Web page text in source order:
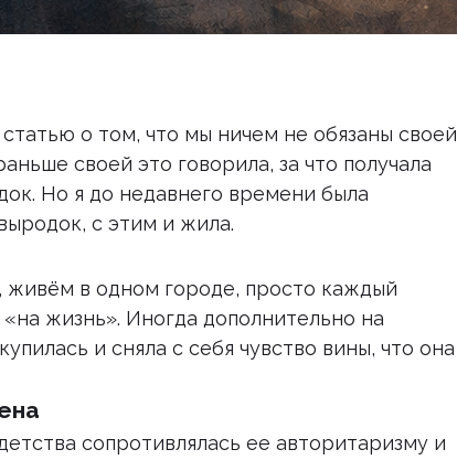
о том, что мы ничем не обязаны своей
своей это говорила, за что получала
Но я до недавнего времени была
с этим и жила.
в одном городе, просто каждый
жизнь». Иногда дополнительно на
и сняла с себя чувство вины, что она
сопротивлялась ее авторитаризму и